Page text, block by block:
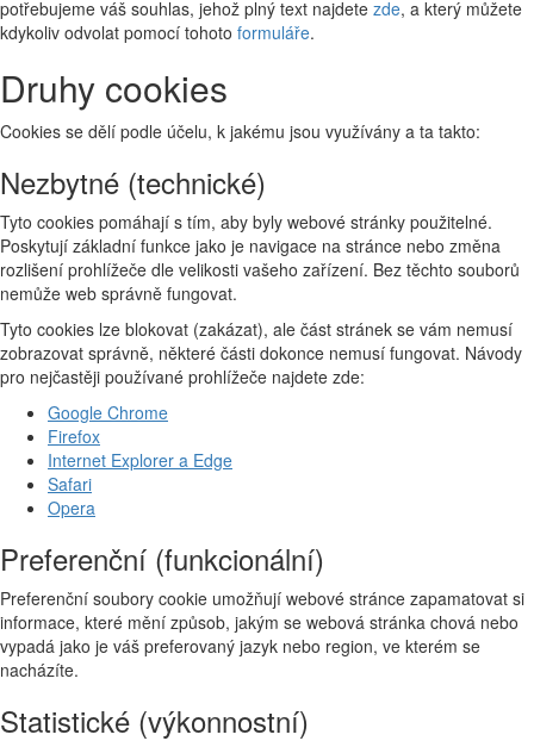
potřebujeme váš souhlas, jehož plný text najdete zde, a který můžete
kdykoliv odvolat pomocí tohoto formuláře.
Druhy cookies
Cookies se dělí podle účelu, k jakému jsou využívány a ta takto:
Nezbytné (technické)
Tyto cookies pomáhají s tím, aby byly webové stránky použitelné.
Poskytují základní funkce jako je navigace na stránce nebo změna
rozlišení prohlížeče dle velikosti vašeho zařízení. Bez těchto souborů
nemůže web správně fungovat.
Tyto cookies lze blokovat (zakázat), ale část stránek se vám nemusí
zobrazovat správně, některé části dokonce nemusí fungovat. Návody
pro nejčastěji používané prohlížeče najdete zde:
Google Chrome
Firefox
Internet Explorer a Edge
Safari
Opera
Preferenční (funkcionální)
Preferenční soubory cookie umožňují webové stránce zapamatovat si
informace, které mění způsob, jakým se webová stránka chová nebo
vypadá jako je váš preferovaný jazyk nebo region, ve kterém se
nacházíte.
Statistické (výkonnostní)